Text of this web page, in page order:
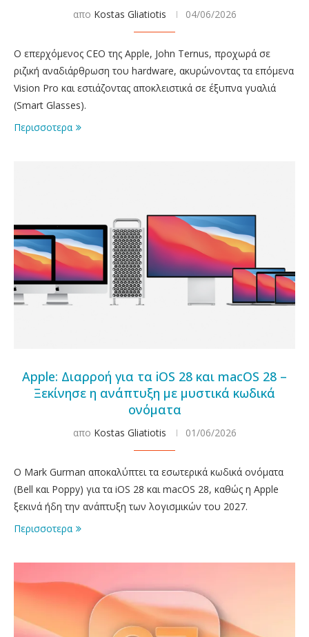
απο Kostas Gliatiotis 04/06/2026
Ο επερχόμενος CEO της Apple, John Ternus, προχωρά σε
ριζική αναδιάρθρωση του hardware, ακυρώνοντας τα επόμενα
Vision Pro και εστιάζοντας αποκλειστικά σε έξυπνα γυαλιά
(Smart Glasses).
Περισσοτερα
Apple: Διαρροή για τα iOS 28 και macOS 28 –
Ξεκίνησε η ανάπτυξη με μυστικά κωδικά
ονόματα
απο Kostas Gliatiotis 01/06/2026
Ο Mark Gurman αποκαλύπτει τα εσωτερικά κωδικά ονόματα
(Bell και Poppy) για τα iOS 28 και macOS 28, καθώς η Apple
ξεκινά ήδη την ανάπτυξη των λογισμικών του 2027.
Περισσοτερα